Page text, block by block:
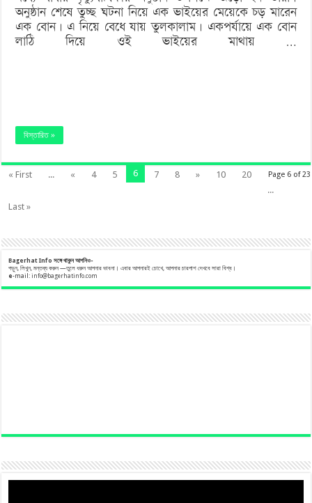
অনুষ্ঠান শেষে তুচ্ছ ঘটনা নিয়ে এক ভাইয়ের মেয়েকে চড় মারেন
এক বোন। এ নিয়ে বেধে যায় তুলকালাম। একপর্যায়ে এক বোন
লাঠি দিয়ে ওই ভাইয়ের মাথায় …
বিস্তারিত »
Page 6 of 23
« First ... « 4 5 6 7 8 » 10
20
...
Last »
Bagerhat Info সঙ্গেথাকুনআপনিও-
পড়ুন, লিখুন, মন্তব্য করুন —তুলে ধরুন আপনার ভাবনা। এবার আপনারই চোখে, আপনার চারপাশ দেখবে সারা বিশ্ব।
e-mail:info@bagerhatinfo.com